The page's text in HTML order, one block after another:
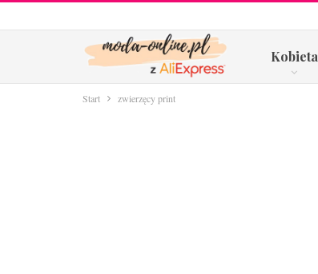
Kobieta
Start zwierzęcy print